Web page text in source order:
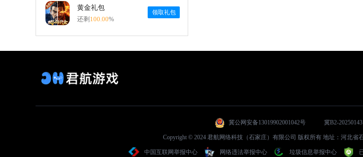
黄金礼包
还剩 100.00%
领取礼包
冀公网安备13019902001042号 冀B2-20250143
Copyright © 2024 君航网络科技（石家庄）有限公司 版权所有 地址：河北省
中国互联网举报中心 网络违法举报中心 垃圾信息举报中心